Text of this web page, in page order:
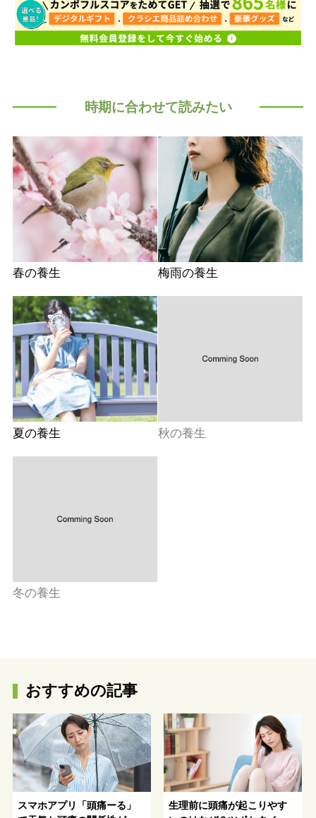
時期に合わせて読みたい
春の養生 梅雨の養生
夏の養生 秋の養生
冬の養生
おすすめの記事
スマホアプリ「頭痛ーる」
生理前に頭痛が起こりやす